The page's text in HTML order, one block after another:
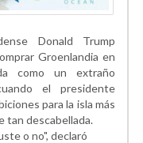
Donald Trump
Groenlandia en
como un extraño
el presidente
para la isla más
tan descabellada.
o no", declaró